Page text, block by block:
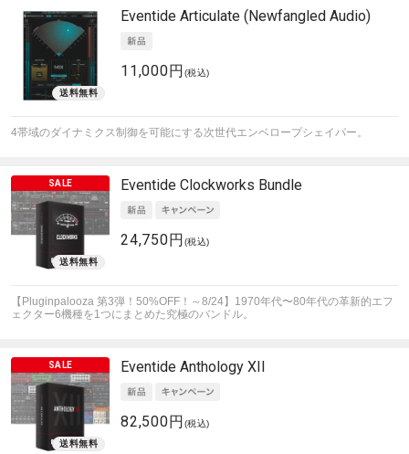
Eventide Articulate (Newfangled Audio)
11,000円 (税込)
4帯域のダイナミクス制御を可能にする次世代エンベロープシェイパー。
Eventide Clockworks Bundle
24,750円 (税込)
【Pluginpalooza 第3弾！50%OFF！～8/24】1970年代〜80年代の革新的エフ
ェクター6機種を1つにまとめた究極のバンドル。
Eventide Anthology XII
82,500円 (税込)